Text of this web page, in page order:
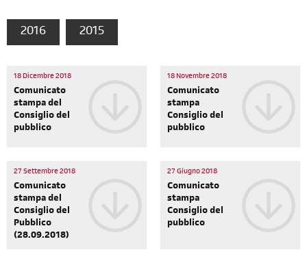
2016 2015
18 Dicembre 2018
Comunicato
stampa del
Consiglio del
pubblico
18 Novembre 2018
Comunicato
stampa
Consiglio del
pubblico
27 Settembre 2018
Comunicato
stampa del
Consiglio del
Pubblico
(28.09.2018)
27 Giugno 2018
Comunicato
stampa
Consiglio del
pubblico